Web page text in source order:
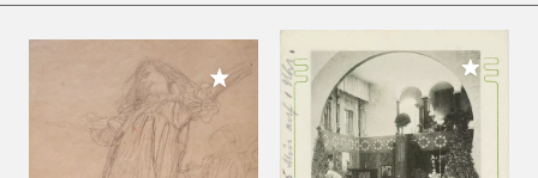
Meiner Sammlung hinzufügen Meiner